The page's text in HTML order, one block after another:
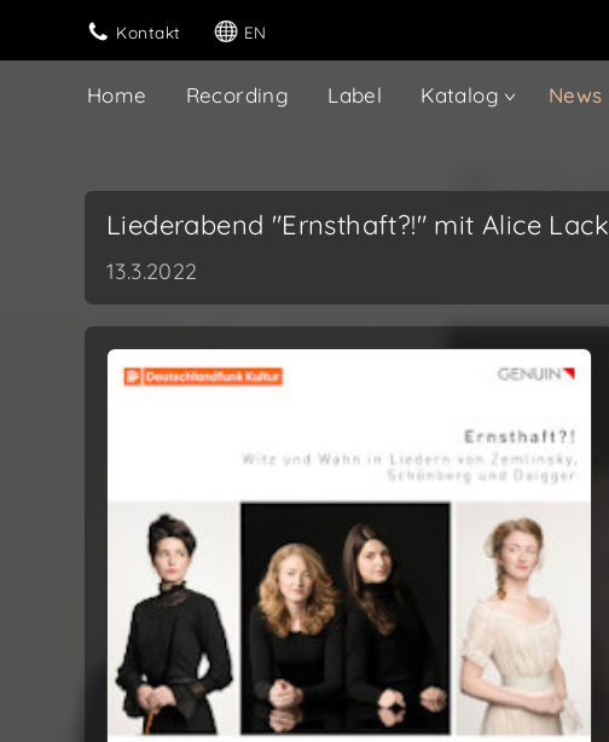
Kontakt EN
Home Recording Label Katalog News
Liederabend "Ernsthaft?!" mit Alice
13.3.2022